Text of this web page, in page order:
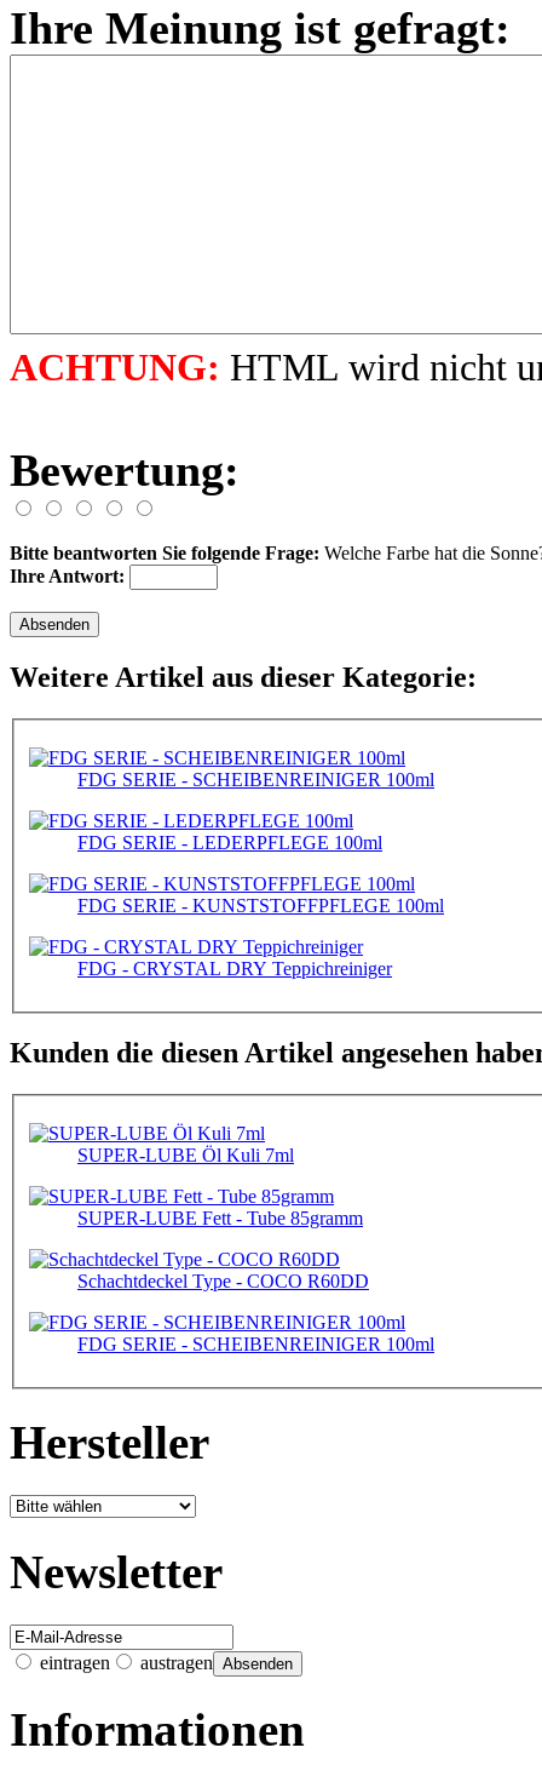
Ihre Meinung ist gefragt:
ACHTUNG: HTML wird nicht
Bewertung:
Bitte beantworten Sie folgende Frage: Welche Farbe hat die
Ihre Antwort:
Weitere Artikel aus dieser Kategorie:
FDG SERIE - SCHEIBENREINIGER 100ml
FDG SERIE - LEDERPFLEGE 100ml
FDG SERIE - KUNSTSTOFFPFLEGE 100ml
FDG - CRYSTAL DRY Teppichreiniger
Kunden die diesen Artikel angesehen
SUPER-LUBE Öl Kuli 7ml
SUPER-LUBE Fett - Tube 85gramm
Schachtdeckel Type - COCO R60DD
FDG SERIE - SCHEIBENREINIGER 100ml
Hersteller
Newsletter
eintragen austragen
Informationen